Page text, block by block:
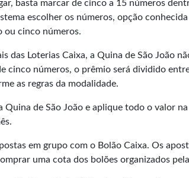
basta marcar de cinco a 15 números
escolher os números, opção
ou cinco números.
das Loterias Caixa, a Quina de São João
cinco números, o prêmio será dividido
as regras da modalidade.
de São João e aplique todo o valor
em grupo com o Bolão Caixa. Os
uma cota dos bolões organizados